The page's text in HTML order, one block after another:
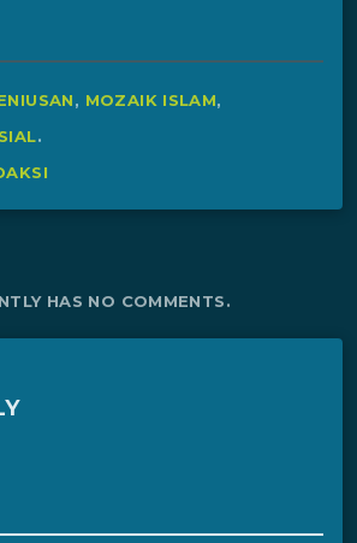
, MOZAIK ISLAM,
.
HAS NO COMMENTS.